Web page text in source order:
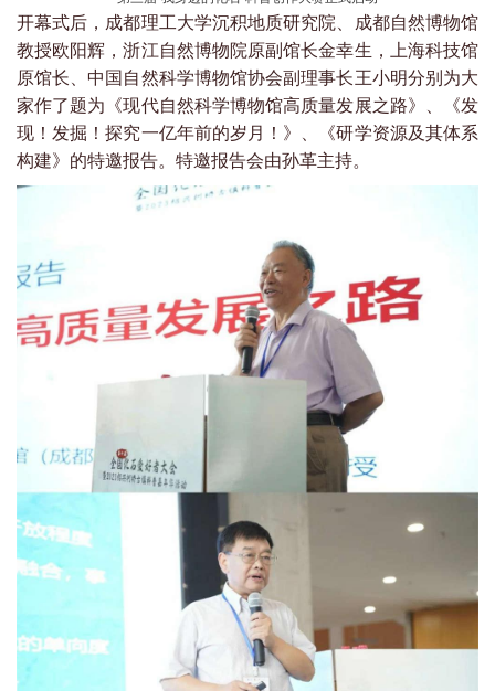
开幕式后，成都理工大学沉积地质研究院、成都自然博物馆
教授欧阳辉，浙江自然博物院原副馆长金幸生，上海科技馆
原馆长、中国自然科学博物馆协会副理事长王小明分别为大
家作了题为《现代自然科学博物馆高质量发展之路》、《发
现！发掘！探究一亿年前的岁月！》、《研学资源及其体系
构建》的特邀报告。特邀报告会由孙革主持。